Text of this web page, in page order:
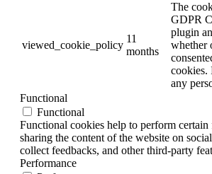
viewed_cookie_policy
11
months
The
GDPR
plugin
whether
cookies.
any
Functional
Functional
Functional cookies help to perform
sharing the content of the website on
collect feedbacks, and other third-party
Performance